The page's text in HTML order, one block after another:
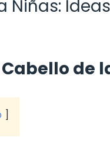
Niñas:
de